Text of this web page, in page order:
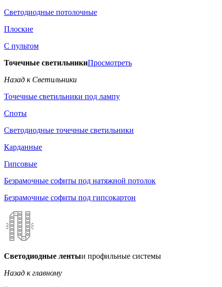
Светодиодные потолочные
Плоские
С пультом
Точечные светильникиПросмотреть
Назад к Светильники
Точечные светильники под лампу
Споты
Светодиодные точечные светильники
Карданные
Гипсовые
Безрамочные софиты под натяжной потолок
Безрамочные софиты под гипсокартон
Светодиодные лентыи профильные системы
Назад к главному